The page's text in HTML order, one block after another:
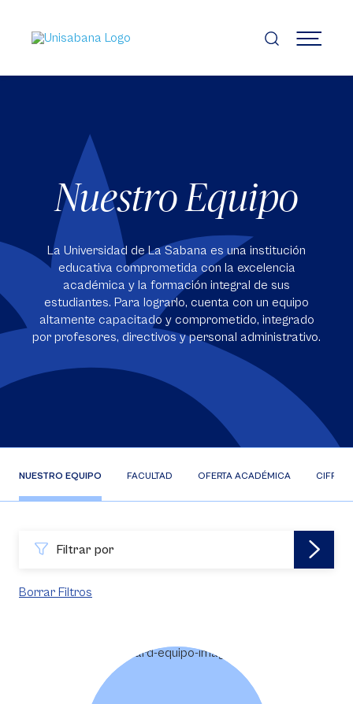
contenido
principal
MENÚ
Nuestro Equipo
La Universidad de La Sabana es una institución
educativa comprometida con la excelencia
académica y la formación integral de sus
estudiantes. Para lograrlo, cuenta con un equipo
altamente capacitado y comprometido, integrado
por profesores, directivos y personal administrativo.
NUESTRO EQUIPO FACULTAD OFERTA ACADÉMICA CIFRAS
Filtrar por
Borrar Filtros